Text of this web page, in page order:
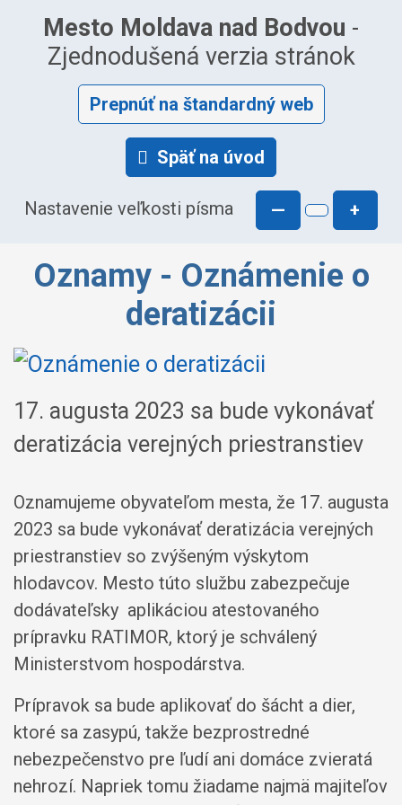
Mesto Moldava nad Bodvou -
Zjednodušená verzia stránok
Prepnúť na štandardný web
Späť na úvod
Nastavenie veľkosti písma — +
Oznamy - Oznámenie o
deratizácii
17. augusta 2023 sa bude vykonávať
deratizácia verejných priestranstiev
Oznamujeme obyvateľom mesta, že 17. augusta
2023 sa bude vykonávať deratizácia verejných
priestranstiev so zvýšeným výskytom
hlodavcov. Mesto túto službu zabezpečuje
dodávateľsky aplikáciou atestovaného
prípravku RATIMOR, ktorý je schválený
Ministerstvom hospodárstva.
Prípravok sa bude aplikovať do šácht a dier,
ktoré sa zasypú, takže bezprostredné
nebezpečenstvo pre ľudí ani domáce zvieratá
nehrozí. Napriek tomu žiadame najmä majiteľov